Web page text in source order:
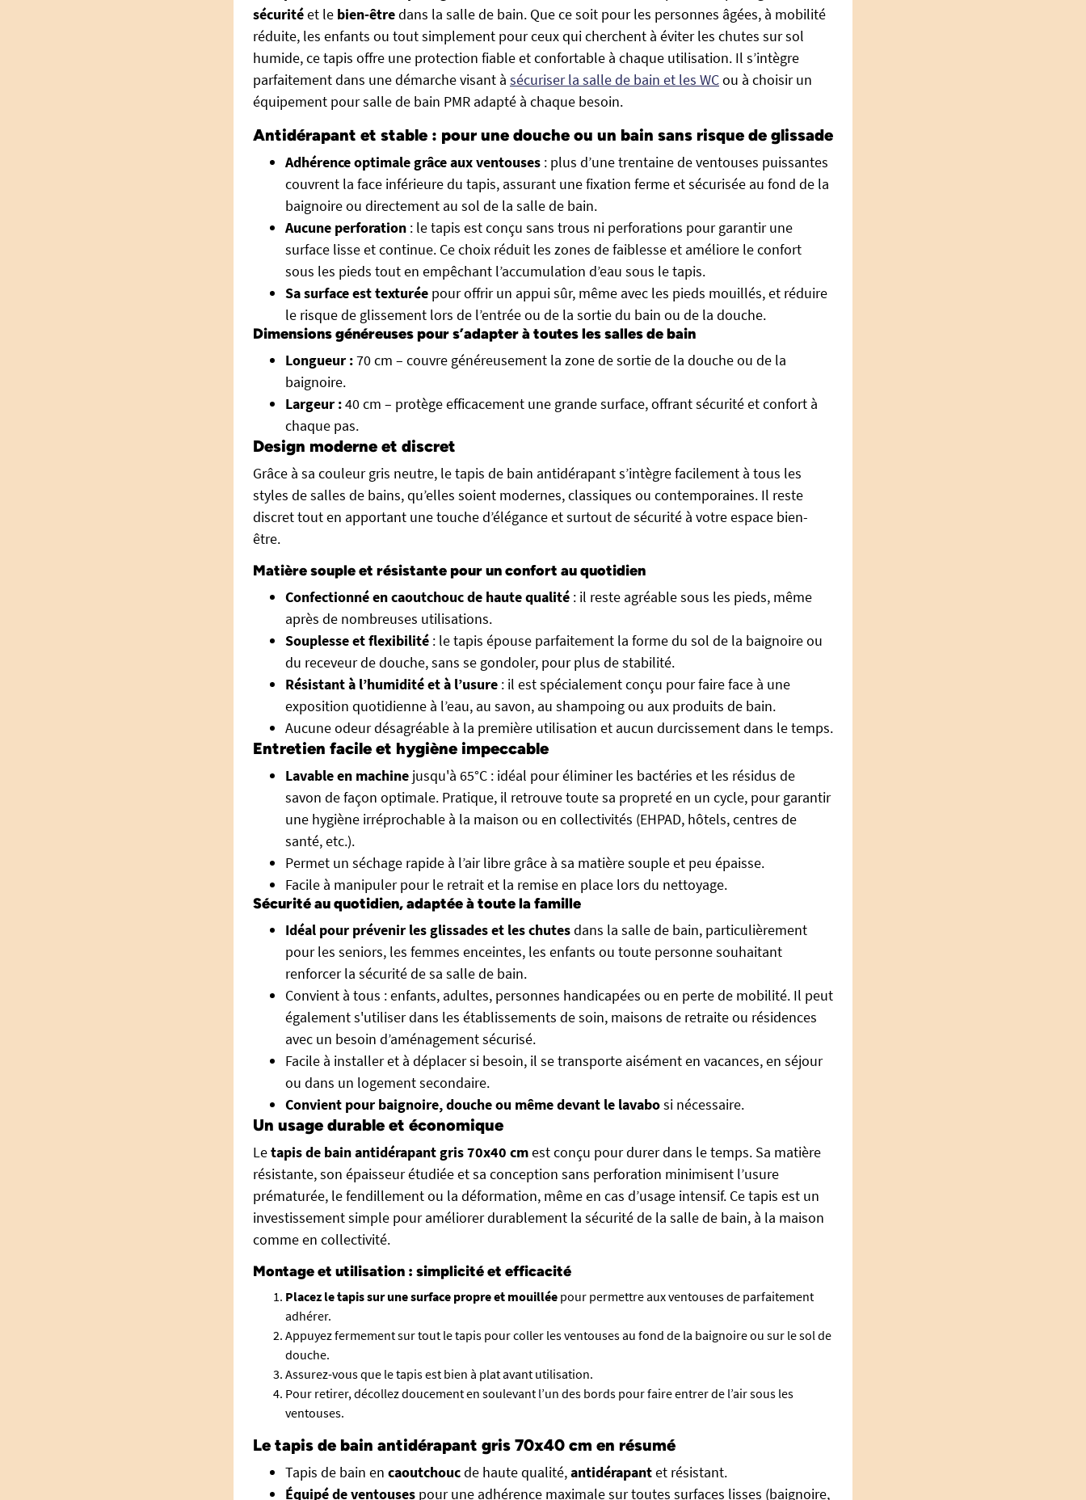
sécuritéet le bien-êtredans la salle de bain. Que ce soit pour les personnes âgées, à mobilité
réduite, les enfants ou tout simplement pour ceux qui cherchent à éviter les chutes sur sol
humide, ce tapis offre une protection fiable et confortable à chaque utilisation. Il s’intègre
parfaitement dans une démarche visant à sécuriser la salle de bain et les WCou à choisir un
équipement pour salle de bain PMR adapté à chaque besoin.
Antidérapant et stable : pour une douche ou un bain sans risque de glissade
Adhérence optimale grâce aux ventouses : plus d’une trentaine de ventouses puissantes
couvrent la face inférieure du tapis, assurant une fixation ferme et sécurisée au fond de la
baignoire ou directement au sol de la salle de bain.
Aucune perforation : le tapis est conçu sans trous ni perforations pour garantir une
surface lisse et continue. Ce choix réduit les zones de faiblesse et améliore le confort
sous les pieds tout en empêchant l’accumulation d’eau sous le tapis.
Sa surface est texturée pour offrir un appui sûr, même avec les pieds mouillés, et réduire
le risque de glissement lors de l’entrée ou de la sortie du bain ou de la douche.
Dimensions généreuses pour s’adapter à toutes les salles de bain
Longueur :70 cm – couvre généreusement la zone de sortie de la douche ou de la
baignoire.
Largeur :40 cm – protège efficacement une grande surface, offrant sécurité et confort à
chaque pas.
Design moderne et discret
Grâce à sa couleur gris neutre, le tapis de bain antidérapant s’intègre facilement à tous les
styles de salles de bains, qu’elles soient modernes, classiques ou contemporaines. Il reste
discret tout en apportant une touche d’élégance et surtout de sécurité à votre espace bien-
être.
Matière souple et résistante pour un confort au quotidien
Confectionné en caoutchouc de haute qualité : il reste agréable sous les pieds, même
après de nombreuses utilisations.
Souplesse et flexibilité : le tapis épouse parfaitement la forme du sol de la baignoire ou
du receveur de douche, sans se gondoler, pour plus de stabilité.
Résistant à l’humidité et à l’usure : il est spécialement conçu pour faire face à une
exposition quotidienne à l’eau, au savon, au shampoing ou aux produits de bain.
Aucune odeur désagréable à la première utilisation et aucun durcissement dans le temps.
Entretien facile et hygiène impeccable
Lavable en machine jusqu'à 65°C : idéal pour éliminer les bactéries et les résidus de
savon de façon optimale. Pratique, il retrouve toute sa propreté en un cycle, pour garantir
une hygiène irréprochable à la maison ou en collectivités (EHPAD, hôtels, centres de
santé, etc.).
Permet un séchage rapide à l’air libre grâce à sa matière souple et peu épaisse.
Facile à manipuler pour le retrait et la remise en place lors du nettoyage.
Sécurité au quotidien, adaptée à toute la famille
Idéal pour prévenir les glissades et les chutesdans la salle de bain, particulièrement
pour les seniors, les femmes enceintes, les enfants ou toute personne souhaitant
renforcer la sécurité de sa salle de bain.
Convient à tous : enfants, adultes, personnes handicapées ou en perte de mobilité. Il peut
également s'utiliser dans les établissements de soin, maisons de retraite ou résidences
avec un besoin d’aménagement sécurisé.
Facile à installer et à déplacer si besoin, il se transporte aisément en vacances, en séjour
ou dans un logement secondaire.
Convient pour baignoire, douche ou même devant le lavabosi nécessaire.
Un usage durable et économique
Letapis de bain antidérapant gris 70x40 cmest conçu pour durer dans le temps. Sa matière
résistante, son épaisseur étudiée et sa conception sans perforation minimisent l’usure
prématurée, le fendillement ou la déformation, même en cas d’usage intensif. Ce tapis est un
investissement simple pour améliorer durablement la sécurité de la salle de bain, à la maison
comme en collectivité.
Montage et utilisation : simplicité et efficacité
Placez le tapis sur une surface propre et mouillée pour permettre aux ventouses de parfaitement
adhérer.
Appuyez fermement sur tout le tapis pour coller les ventouses au fond de la baignoire ou sur le sol de
douche.
Assurez-vous que le tapis est bien à plat avant utilisation.
Pour retirer, décollez doucement en soulevant l’un des bords pour faire entrer de l’air sous les
ventouses.
Le tapis de bain antidérapant gris 70x40 cm en résumé
Tapis de bain en caoutchoucde haute qualité,antidérapantet résistant.
Équipé de ventouses pour une adhérence maximale sur toutes surfaces lisses (baignoire,